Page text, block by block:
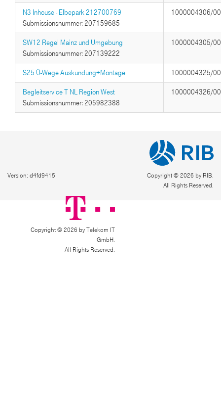
N3 Inhouse - Elbepark 212700769
Submissionsnummer: 207159685
1000004306/
SW12 Regel Mainz und Umgebung
Submissionsnummer: 207139222
1000004305/
S25 Ü-Wege Auskundung+Montage 1000004325/
Begleitservice T NL Region West
Submissionsnummer: 205982388
1000004326/
Version: d4fd9415
Copyright © 2026 by RIB.
All Rights Reserved.
Copyright © 2026 by Telekom IT
GmbH.
All Rights Reserved.